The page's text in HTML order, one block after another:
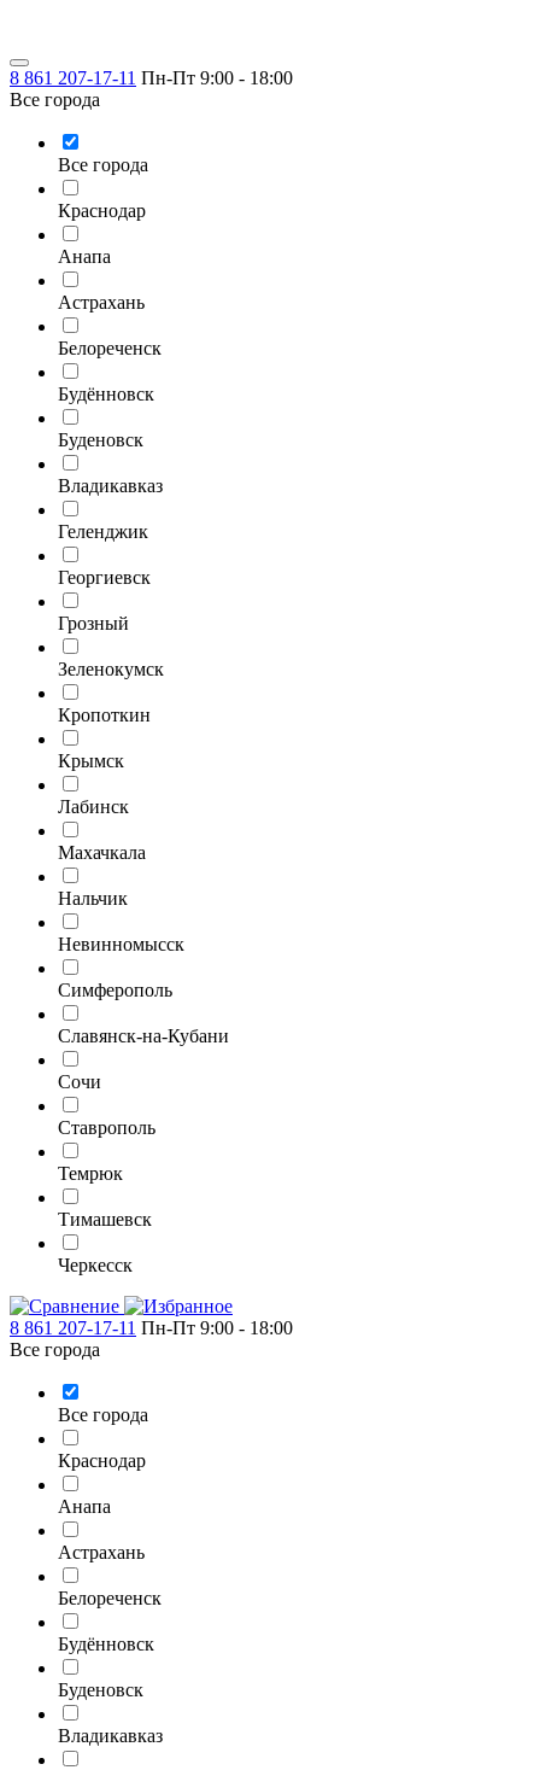
8 861 207-17-11 Пн-Пт 9:00 - 18:00
Все города
Все города
Краснодар
Анапа
Астрахань
Белореченск
Будённовск
Буденовск
Владикавказ
Геленджик
Георгиевск
Грозный
Зеленокумск
Кропоткин
Крымск
Лабинск
Махачкала
Нальчик
Невинномысск
Симферополь
Славянск-на-Кубани
Сочи
Ставрополь
Темрюк
Тимашевск
Черкесск
8 861 207-17-11 Пн-Пт 9:00 - 18:00
Все города
Все города
Краснодар
Анапа
Астрахань
Белореченск
Будённовск
Буденовск
Владикавказ